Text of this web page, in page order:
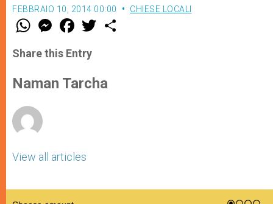
FEBBRAIO 10, 2014 00:00 CHIESE LOCALI
W
t
s
p
p
M
e
s
e
g
e
F
a
e
b
o
k
w
r
Share this Entry
Naman Tarcha
View all articles